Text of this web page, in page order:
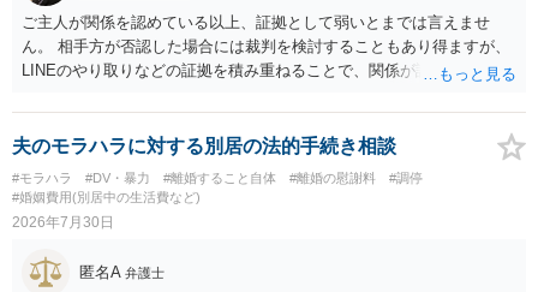
ご主人が関係を認めている以上、証拠として弱いとまでは言えませ
ん。 相手方が否認した場合には裁判を検討することもあり得ますが、
LINEのやり取りなどの証拠を積み重ねることで、関係が認定される余
個別の事情によりますので、お早めに弁護士に相談されることをおす
すめします。
夫のモラハラに対する別居の法的手続き相談
#モラハラ #DV・暴力 #離婚すること自体 #離婚の慰謝料
#調停
#婚姻費用(別居中の生活費など)
2026年7月30日
匿名A 弁護士